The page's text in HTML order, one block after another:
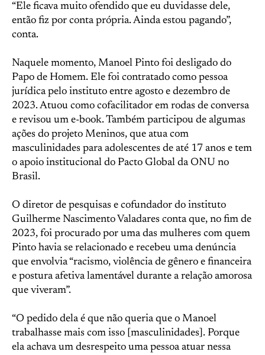
“Ele ficava muito ofendido que eu duvidasse dele,
então fiz por conta própria. Ainda estou pagando”,
conta.
Naquele momento, Manoel Pinto foi desligado do
Papo de Homem. Ele foi contratado como pessoa
jurídica pelo instituto entre agosto e dezembro de
2023. Atuou como cofacilitador em rodas de conversa
e revisou um e-book. Também participou de algumas
ações do projeto Meninos, que atua com
masculinidades para adolescentes de até 17 anos e tem
o apoio institucional do Pacto Global da ONU no
Brasil.
O diretor de pesquisas e cofundador do instituto
Guilherme Nascimento Valadares conta que, no fim de
2023, foi procurado por uma das mulheres com quem
Pinto havia se relacionado e recebeu uma denúncia
que envolvia “racismo, violência de gênero e financeira
e postura afetiva lamentável durante a relação amorosa
que viveram”.
“O pedido dela é que não queria que o Manoel
trabalhasse mais com isso [masculinidades]. Porque
ela achava um desrespeito uma pessoa atuar nessa